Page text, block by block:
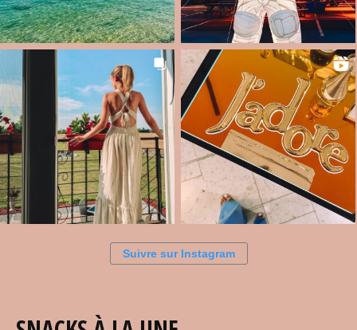
Suivre sur Instagram